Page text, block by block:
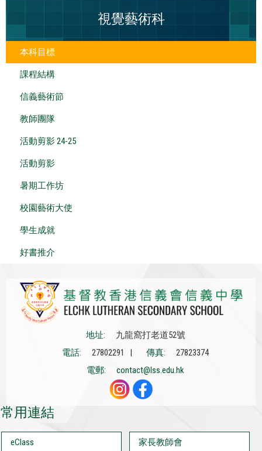
視覺藝術科
本科目標
課程結構
信義藝術節
教師團隊
活動剪影 24-25
活動剪影
暑期工作坊
校園藝術大使
學生成就
好書推介
地址:
九龍窩打老道52號
電話:
27802291 | 傳真:
27823374
電郵:
contact@lss.edu.hk
常用連結
eClass 家長教師會